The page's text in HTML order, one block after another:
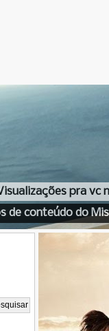
pra vc
de conteúdo do